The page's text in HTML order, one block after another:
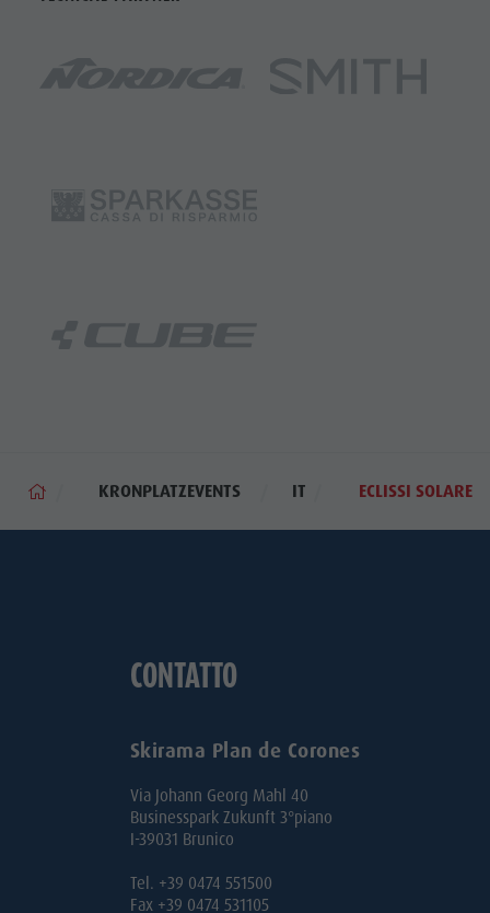
KRONPLATZEVENTS IT ECLISSI SOLARE
CONTATTO
Skirama Plan de Corones
Via Johann Georg Mahl 40
Businesspark Zukunft 3°piano
I-39031 Brunico
Tel. +39 0474 551500
Fax +39 0474 531105